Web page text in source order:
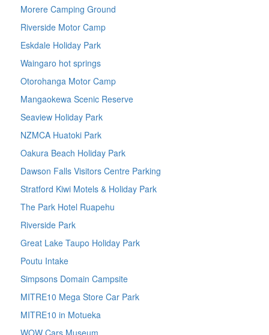
Morere Camping Ground
Riverside Motor Camp
Eskdale Holiday Park
Waingaro hot springs
Otorohanga Motor Camp
Mangaokewa Scenic Reserve
Seaview Holiday Park
NZMCA Huatoki Park
Oakura Beach Holiday Park
Dawson Falls Visitors Centre Parking
Stratford Kiwi Motels & Holiday Park
The Park Hotel Ruapehu
Riverside Park
Great Lake Taupo Holiday Park
Poutu Intake
Simpsons Domain Campsite
MITRE10 Mega Store Car Park
MITRE10 in Motueka
WOW Cars Museum